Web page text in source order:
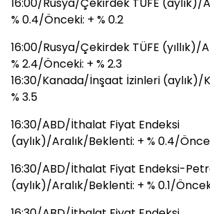
% 0.4/Önceki: + % 0.2
16:00/Rusya/Çekirdek TÜFE (yıllık)/
% 2.4/Önceki: + % 2.3
16:30/Kanada/İnşaat İzinleri (aylık)/
% 3.5
16:30/ABD/İthalat Fiyat Endeksi
(aylık)/Aralık/Beklenti: + % 0.4/
16:30/ABD/İthalat Fiyat Endeksi-
(aylık)/Aralık/Beklenti: + % 0.1/